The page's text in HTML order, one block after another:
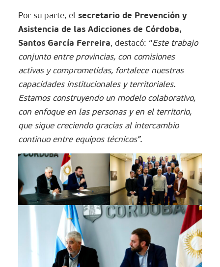
Por su parte, el secretario de Prevención y
Asistencia de las Adicciones de Córdoba,
Santos García Ferreira, destacó: “Este trabajo
conjunto entre provincias, con comisiones
activas y comprometidas, fortalece nuestras
capacidades institucionales y territoriales.
Estamos construyendo un modelo colaborativo,
con enfoque en las personas y en el territorio,
que sigue creciendo gracias al intercambio
continuo entre equipos técnicos”.